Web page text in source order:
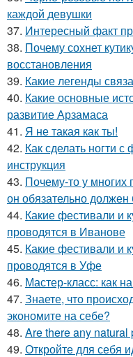
каждой девушки
37. Интересный факт
38. Почему сохнет
восстановления
39. Какие легенды
40. Какие основные
развитие Арзамаса
41. Я не такая как ты!
42. Как сделать ногти
инструкция
43. Почему-то у многих
он обязательно должен
44. Какие фестивали и
проводятся в Иванове
45. Какие фестивали и
проводятся в Уфе
46. Мастер-класс: как
47. Знаете, что
экономите на себе?
48. Are there any
49. Откройте для себя